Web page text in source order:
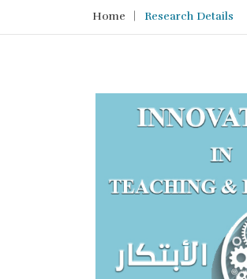
Home Research Details